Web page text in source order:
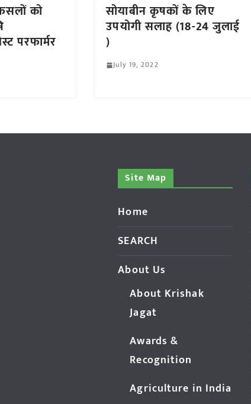
को
परफार्मर
सोयाबीन कृषकों के लिए
उपयोगी सलाह (18-24 जुलाई
)
July 19, 2022
Site Map
Home
SEARCH
About Us
About Krishak
Jagat
Awards &
Recognition
Agriculture in India